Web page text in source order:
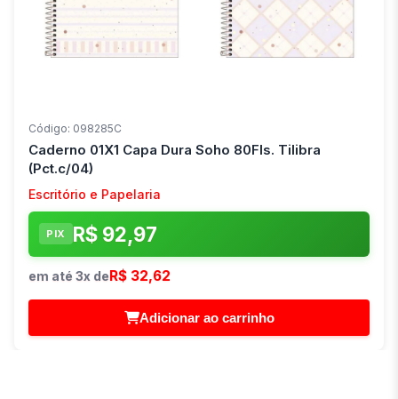
Código: 098285C
Caderno 01X1 Capa Dura Soho 80Fls. Tilibra
(Pct.c/04)
Escritório e Papelaria
PIX R$ 92,97
em até 3x deR$ 32,62
Adicionar ao carrinho